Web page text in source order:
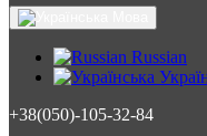
Russian
+38(050)-105-32-84